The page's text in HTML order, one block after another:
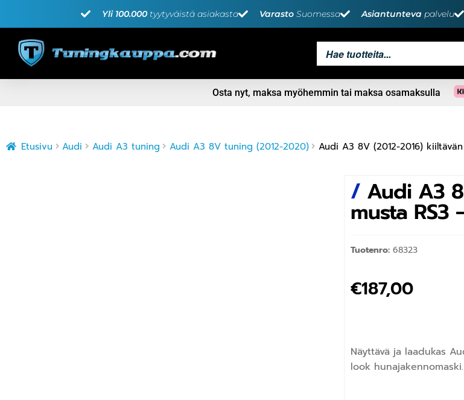
Yli 100.000 tyytyväistä asiakasta Varasto Suomessa Asiantunteva palvelu
Osta nyt, maksa myöhemmin tai maksa osamaksulla
Etusivu Audi Audi A3 tuning Audi A3 8V tuning (2012-2020) Audi A3 8V (2012-2016)
/ Audi A3
musta RS3
Tuotenro: 68323
€187,00
Näyttävä ja laadukas
look hunajakennomaski.